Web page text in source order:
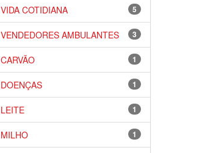
5
VIDA COTIDIANA
3
VENDEDORES AMBULANTES
1
CARVÃO
1
DOENÇAS
1
LEITE
1
MILHO